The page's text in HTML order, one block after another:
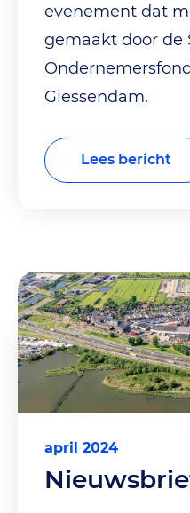
evenement dat
gemaakt door de
Giessendam.
Lees bericht
april 2024